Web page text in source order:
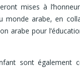
mises à
monde arabe, en
arabe pour
sont également